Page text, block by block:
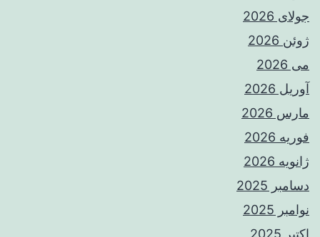
جولای 2026
ژوئن 2026
می 2026
آوریل 2026
مارس 2026
فوریه 2026
ژانویه 2026
دسامبر 2025
نوامبر 2025
اکتبر 2025